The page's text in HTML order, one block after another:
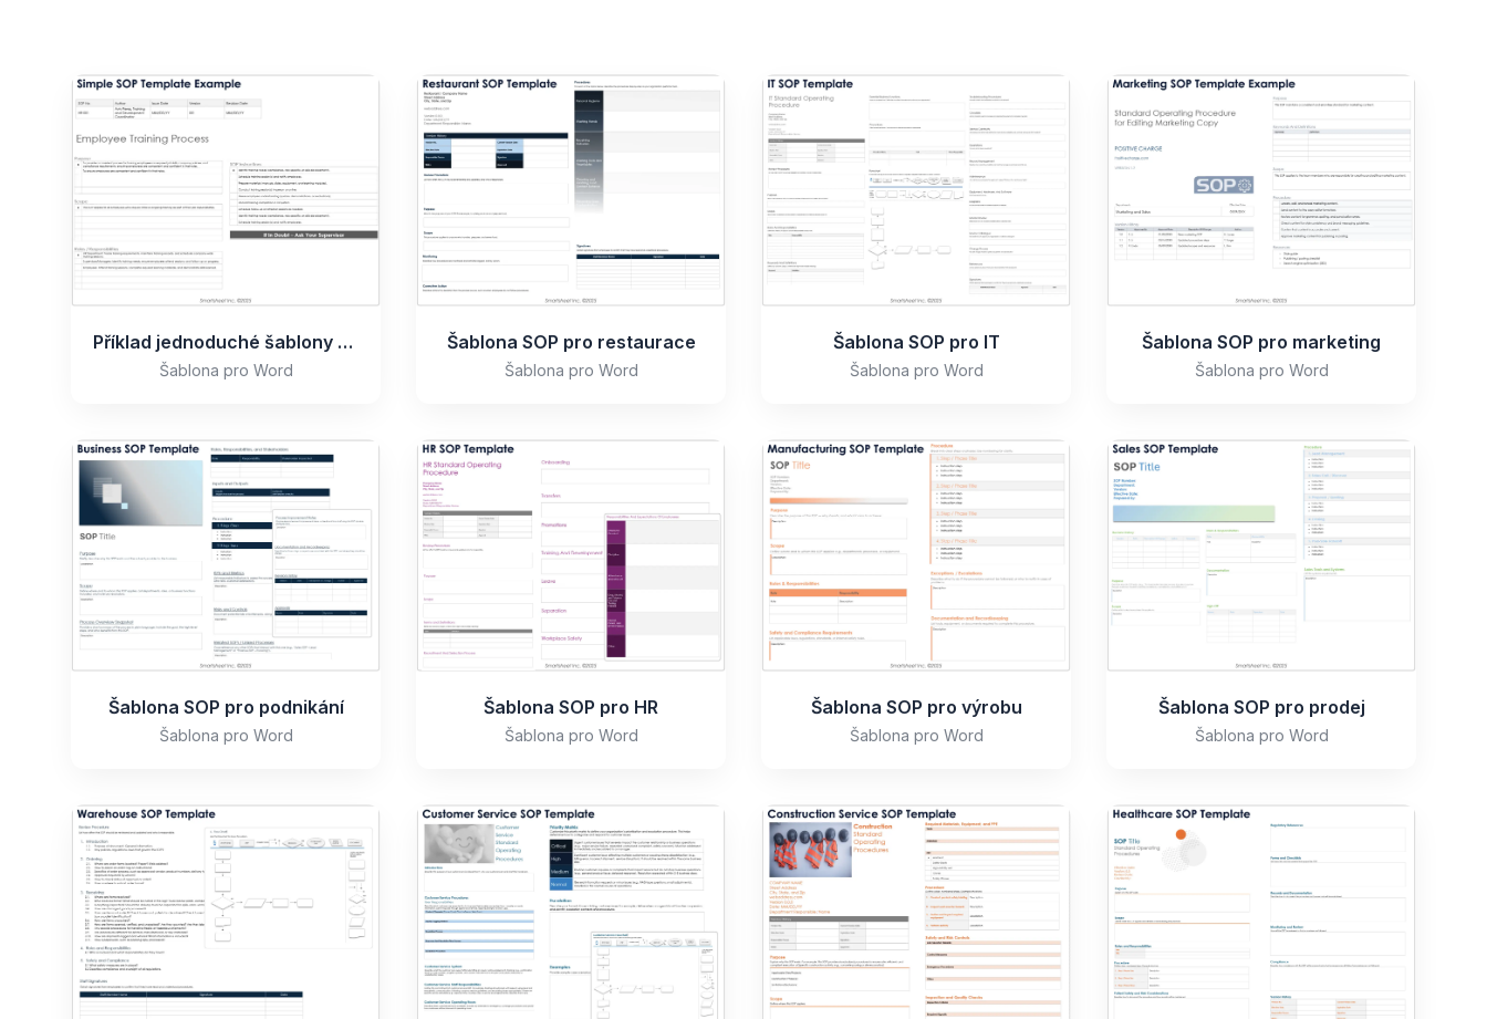
Příklad jednoduché šablony SOP
Šablona pro Word
Šablona SOP pro restaurace
Šablona pro Word
Šablona SOP pro IT
Šablona pro Word
Šablona SOP pro marketing
Šablona pro Word
Šablona SOP pro podnikání
Šablona pro Word
Šablona SOP pro HR
Šablona pro Word
Šablona SOP pro výrobu
Šablona pro Word
Šablona SOP pro prodej
Šablona pro Word